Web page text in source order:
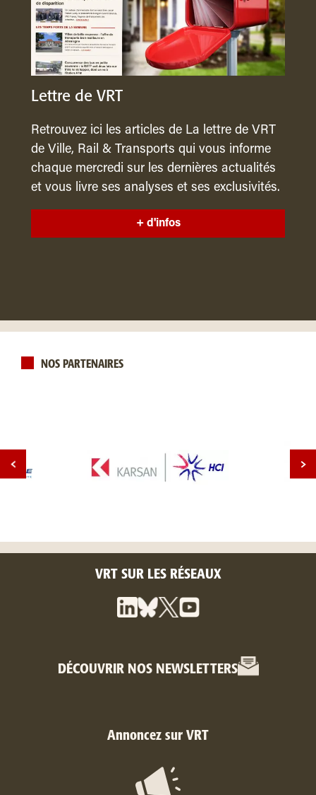
Lettre de VRT
Retrouvez ici les articles de La lettre de VRT
de Ville, Rail & Transports qui vous informe
chaque mercredi sur les dernières actualités
et vous livre ses analyses et ses exclusivités.
+ d'infos
NOS PARTENAIRES
VRT SUR LES RÉSEAUX
DÉCOUVRIR NOS NEWSLETTERS
Annoncez sur VRT